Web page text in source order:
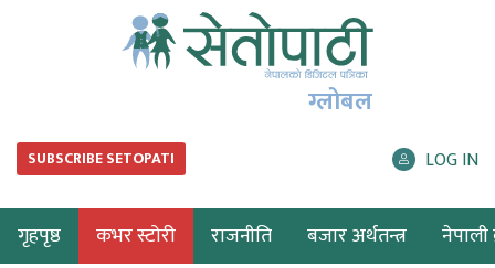
ग्लोबल
SUBSCRIBE SETOPATI LOG IN
गृहपृष्ठ कभर स्टोरी राजनीति बजार अर्थतन्त्र नेपाली